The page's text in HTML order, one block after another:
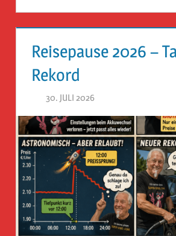
Reisepause 2026 –
Rekord
30. JULI 2026